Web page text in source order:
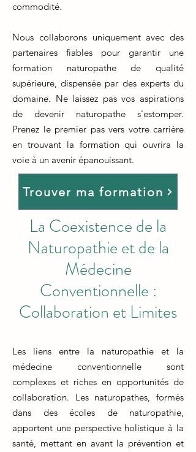
commodité.
Nous collaborons uniquement avec des
partenaires fiables pour garantir une
formation naturopathe de qualité
supérieure, dispensée par des experts du
domaine. Ne laissez pas vos aspirations
de devenir naturopathe s'estomper.
Prenez le premier pas vers votre carrière
en trouvant la formation qui ouvrira la
voie à un avenir épanouissant.
Trouver ma formation
La Coexistence de la
Naturopathie et de la
Médecine
Conventionnelle :
Collaboration et Limites
Les liens entre la naturopathie et la
médecine conventionnelle sont
complexes et riches en opportunités de
collaboration. Les naturopathes, formés
dans des écoles de naturopathie,
apportent une perspective holistique à la
santé, mettant en avant la prévention et